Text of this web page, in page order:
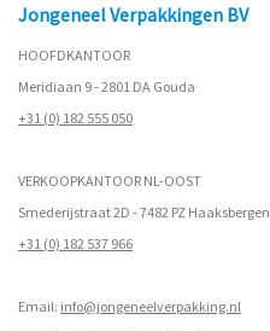
Jongeneel Verpakkingen BV
HOOFDKANTOOR
Meridiaan 9 - 2801 DA Gouda
+31 (0) 182 555 050
VERKOOPKANTOOR NL-OOST
Smederijstraat 2D - 7482 PZ Haaksbergen
+31 (0) 182 537 966
Email: info@jongeneelverpakking.nl